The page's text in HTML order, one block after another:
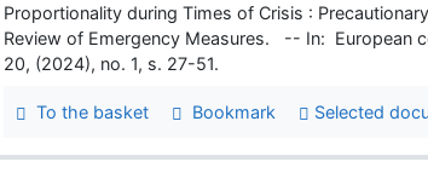
Proportionality during Times of Crisis :
Review of Emergency Measures. -- In: European
20, (2024), no. 1, s. 27-51.
To the basket Bookmark Selected